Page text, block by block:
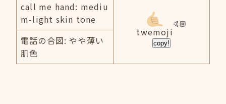
call me hand: mediu
m-light skin tone
twemoji
copy!
電話の合図: やや薄い
肌色